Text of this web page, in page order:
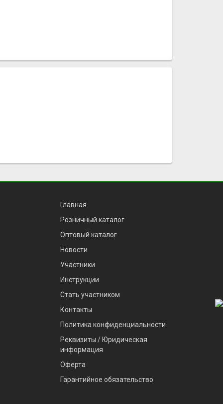
Главная
Розничный каталог
Оптовый каталог
Новости
Участники
Инструкции
Стать участником
Контакты
Политика конфиденциальности
Реквизиты / Юридическая
информация
Оферта
Гарантийное обязательство